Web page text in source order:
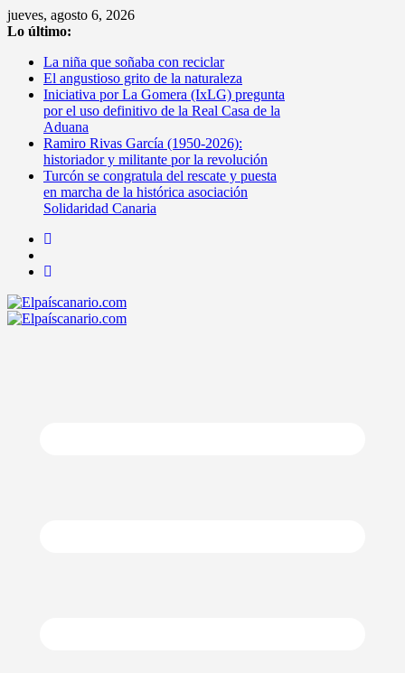
Saltar
al
jueves, agosto 6, 2026
Lo último:
La niña que soñaba con reciclar
El angustioso grito de la naturaleza
Iniciativa por La Gomera (IxLG) pregunta
por el uso definitivo de la Real Casa de la
Aduana
Ramiro Rivas García (1950-2026):
historiador y militante por la revolución
Turcón se congratula del rescate y puesta
en marcha de la histórica asociación
Solidaridad Canaria